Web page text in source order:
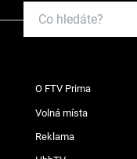
O FTV Prima
Volná místa
Reklama